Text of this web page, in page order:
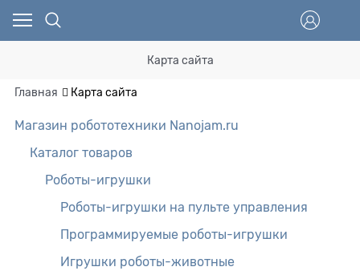
Карта сайта
Главная Карта сайта
Магазин робототехники Nanojam.ru
Каталог товаров
Роботы-игрушки
Роботы-игрушки на пульте управления
Программируемые роботы-игрушки
Игрушки роботы-животные